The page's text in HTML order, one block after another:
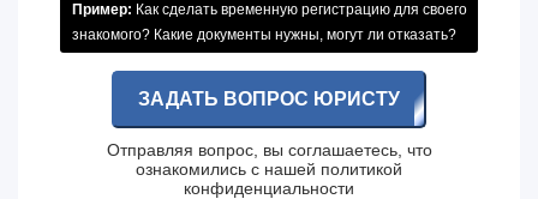
Пример: Как сделать временную регистрацию для своего
знакомого? Какие документы нужны, могут ли отказать?
ЗАДАТЬ ВОПРОС ЮРИСТУ
Отправляя вопрос, вы соглашаетесь, что
ознакомились с нашей политикой
конфиденциальности